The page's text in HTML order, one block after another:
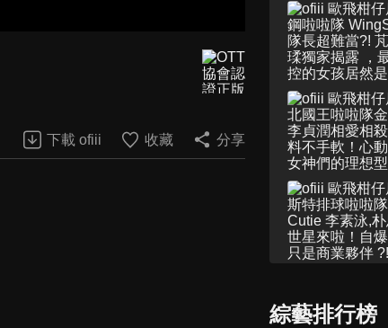
下載 ofiii 收藏 分享
綜藝排行榜